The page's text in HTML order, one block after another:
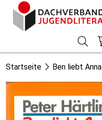
Startseite Ben liebt Anna